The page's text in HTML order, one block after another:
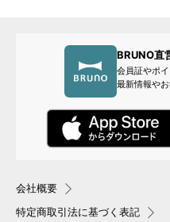
BRUNO直
会員証やポ
最新情報や
会社概要
特定商取引法に基づく表記